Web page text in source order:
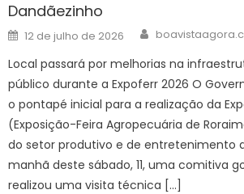
Dandãezinho
Posted
on
12 de julho de 2026 Author
Local passará por melhorias na
público durante a Expoferr 2026 O
o pontapé inicial para a realização da
(Exposição-Feira Agropecuária de
do setor produtivo e de entretenimento
manhã deste sábado, 11, uma comitiva
realizou uma visita técnica […]